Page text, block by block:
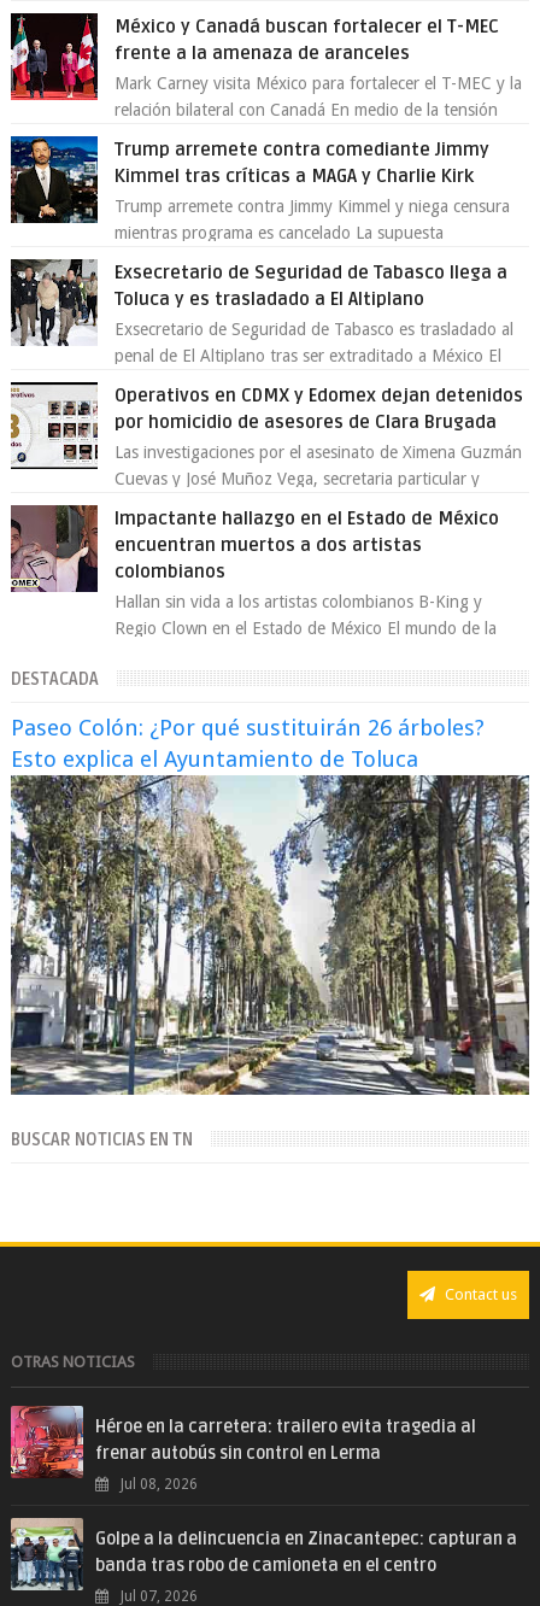
México y Canadá buscan fortalecer el T-MEC
frente a la amenaza de aranceles
Mark Carney visita México para fortalecer el T-MEC y la
relación bilateral con Canadá En medio de la tensión
Trump arremete contra comediante Jimmy
Kimmel tras críticas a MAGA y Charlie Kirk
Trump arremete contra Jimmy Kimmel y niega censura
mientras programa es cancelado La supuesta
Exsecretario de Seguridad de Tabasco llega a
Toluca y es trasladado a El Altiplano
Exsecretario de Seguridad de Tabasco es trasladado al
penal de El Altiplano tras ser extraditado a México El
Operativos en CDMX y Edomex dejan detenidos
por homicidio de asesores de Clara Brugada
Las investigaciones por el asesinato de Ximena Guzmán
Cuevas y José Muñoz Vega, secretaria particular y
Impactante hallazgo en el Estado de México
encuentran muertos a dos artistas
colombianos
Hallan sin vida a los artistas colombianos B-King y
Regio Clown en el Estado de México El mundo de la
DESTACADA
Paseo Colón: ¿Por qué sustituirán 26 árboles?
Esto explica el Ayuntamiento de Toluca
BUSCAR NOTICIAS EN TN
Contact us
OTRAS NOTICIAS
Héroe en la carretera: trailero evita tragedia al
frenar autobús sin control en Lerma
Jul 08, 2026
Golpe a la delincuencia en Zinacantepec: capturan a
banda tras robo de camioneta en el centro
Jul 07, 2026